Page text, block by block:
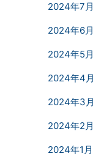
2024年7月
2024年6月
2024年5月
2024年4月
2024年3月
2024年2月
2024年1月